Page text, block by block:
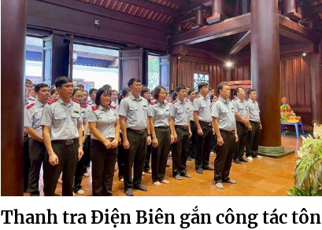
Thanh tra Điện Biên gắn công tác tôn